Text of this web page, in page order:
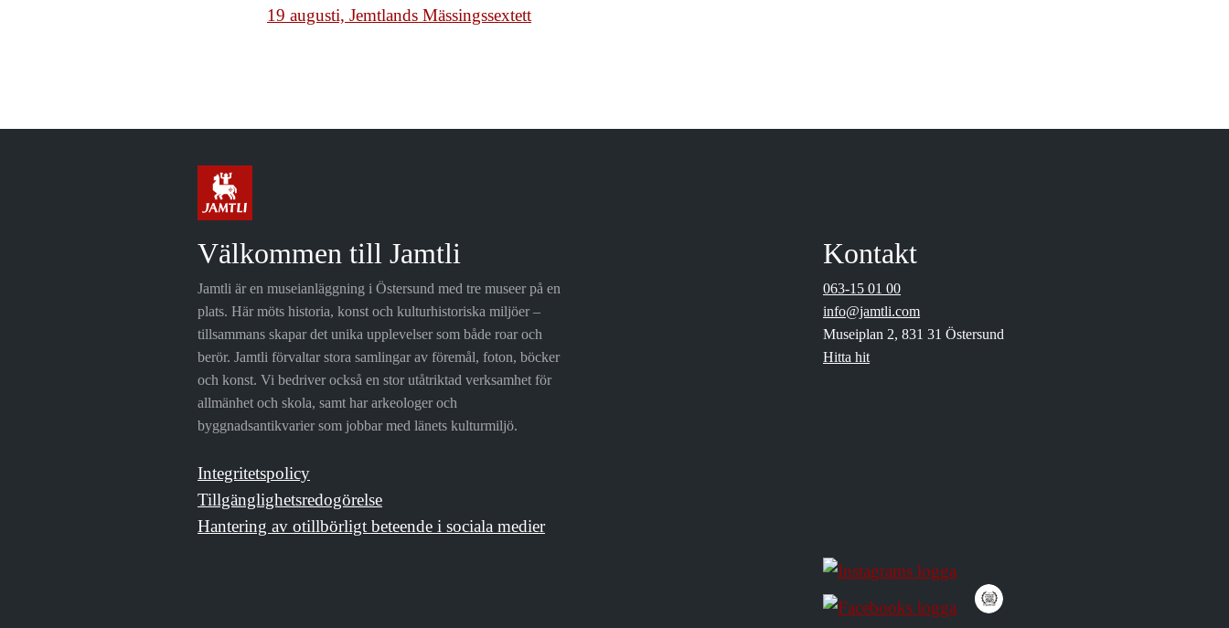
19 augusti, Jemtlands Mässingssextett
Välkommen till Jamtli
Jamtli är en museianläggning i Östersund med tre museer på en
plats. Här möts historia, konst och kulturhistoriska miljöer –
tillsammans skapar det unika upplevelser som både roar och
berör. Jamtli förvaltar stora samlingar av föremål, foton, böcker
och konst. Vi bedriver också en stor utåtriktad verksamhet för
allmänhet och skola, samt har arkeologer och
byggnadsantikvarier som jobbar med länets kulturmiljö.
Integritetspolicy
Tillgänglighetsredogörelse
Hantering av otillbörligt beteende i sociala medier
Kontakt
063-15 01 00
info@jamtli.com
Museiplan 2, 831 31 Östersund
Hitta hit